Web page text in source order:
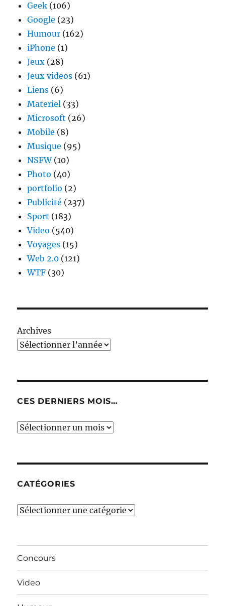
Geek (106)
Google (23)
Humour (162)
iPhone (1)
Jeux (28)
Jeux videos (61)
Liens (6)
Materiel (33)
Microsoft (26)
Mobile (8)
Musique (95)
NSFW(10)
Photo (40)
portfolio (2)
Publicité (237)
Sport (183)
Video (540)
Voyages (15)
Web 2.0 (121)
WTF (30)
Archives
CES DERNIERS MOIS…
Ces
CATÉGORIES
Catégories
Concours
Video